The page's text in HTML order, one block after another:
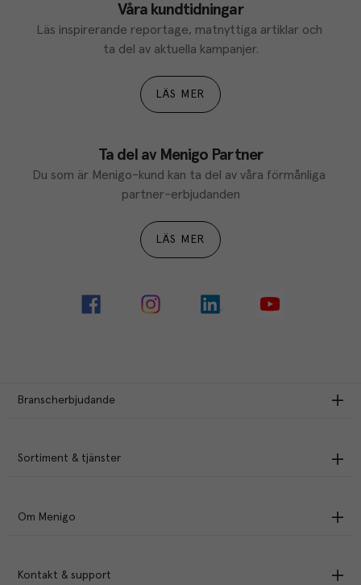
Våra kundtidningar
Läs inspirerande reportage, matnyttiga artiklar och
ta del av aktuella kampanjer.
LÄS MER
Ta del av Menigo Partner
Du som är Menigo-kund kan ta del av våra förmånliga
partner-erbjudanden
LÄS MER
Branscherbjudande
Sortiment & tjänster
Om Menigo
Kontakt & support